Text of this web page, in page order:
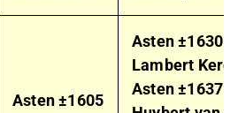
Asten ±1605
Asten ±1630
Lambert
Asten ±1637